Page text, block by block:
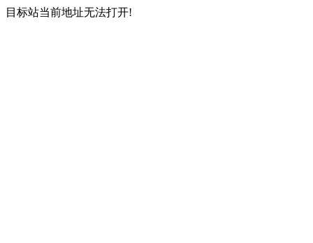
目标站当前地址无法打开!